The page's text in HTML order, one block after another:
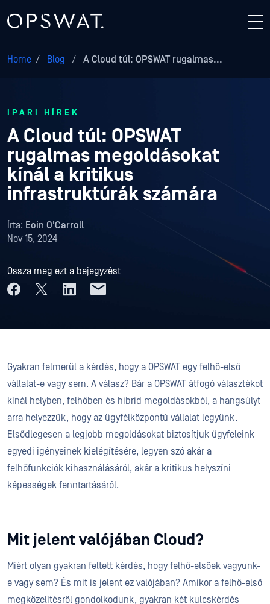
Home / Blog / A Cloud túl: OPSWAT rugalmas...
IPARI HÍREK
A Cloud túl: OPSWAT
rugalmas megoldásokat
kínál a kritikus
infrastruktúrák számára
Írta: Eoin O'Carroll
Nov 15, 2024
Ossza meg ezt a bejegyzést
Gyakran felmerül a kérdés, hogy a OPSWAT egy felhő-első
vállalat-e vagy sem. A válasz? Bár a OPSWAT átfogó választékot
kínál helyben, felhőben és hibrid megoldásokból, a hangsúlyt
arra helyezzük, hogy az ügyfélközpontú vállalat legyünk.
Elsődlegesen a legjobb megoldásokat biztosítjuk ügyfeleink
egyedi igényeinek kielégítésére, legyen szó akár a
felhőfunkciók kihasználásáról, akár a kritikus helyszíni
képességek fenntartásáról.
Mit jelent valójában Cloud?
Miért olyan gyakran feltett kérdés, hogy felhő-elsőek vagyunk-
e vagy sem? És mit is jelent ez valójában? Amikor a felhő-első
megközelítésről gondolkodunk, gyakran két kulcskérdés